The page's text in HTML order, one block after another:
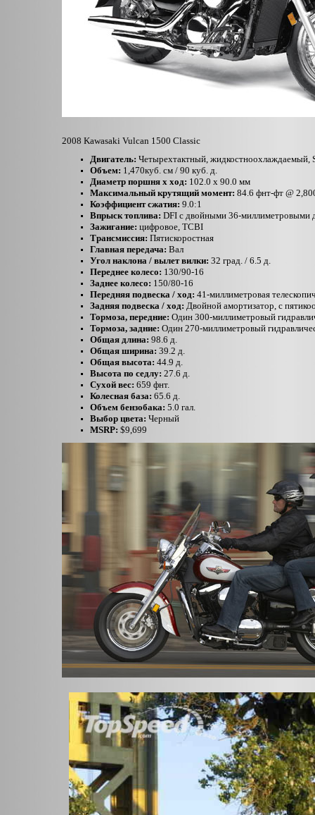
2008 Kawasaki Vulcan 1500 Classic
Двигатель: Четырехтактный, жидкостноохлаждаемый,
Объем: 1,470куб. см / 90 куб. д.
Диаметр поршня x ход: 102.0 x 90.0 мм
Максимальный крутящий момент: 84.6 фнт-фт @
Коэффициент сжатия: 9.0:1
Впрыск топлива: DFI с двойными 36-миллиметровыми
Зажигание: цифровое, TCBI
Трансмиссия: Пятискоростная
Главная передача: Вал
Угол наклона / вылет вилки: 32 град. / 6.5 д.
Переднее колесо: 130/90-16
Заднее колесо: 150/80-16
Передняя подвеска / ход: 41-миллиметровая
Задняя подвеска / ход: Двойной амортизатор, с
Тормоза, передние: Один 300-миллиметровый
Тормоза, задние: Один 270-миллиметровый
Общая длина: 98.6 д.
Общая ширина: 39.2 д.
Общая высота: 44.9 д.
Высота по седлу: 27.6 д.
Сухой вес: 659 фнт.
Колесная база: 65.6 д.
Объем бензобака: 5.0 гал.
Выбор цвета: Черный
MSRP: $9,699